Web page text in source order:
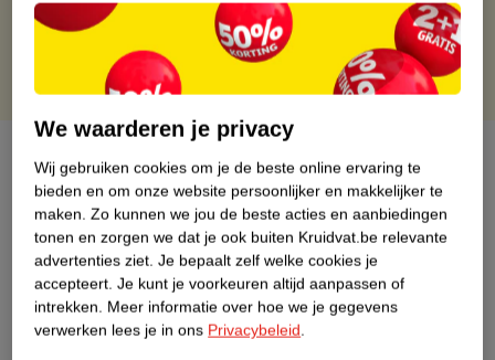
Gratis punten met je Kruidvat kaart
Over dit product
Productinformatie
Etiketinformatie
Nature Impact Score
We waarderen je privacy
Wij gebruiken cookies om je de beste online ervaring te
bieden en om onze website persoonlijker en makkelijker te
maken. Zo kunnen we jou de beste acties en aanbiedingen
tonen en zorgen we dat je ook buiten Kruidvat.be relevante
advertenties ziet. Je bepaalt zelf welke cookies je
accepteert. Je kunt je voorkeuren altijd aanpassen of
intrekken. Meer informatie over hoe we je gegevens
verwerken lees je in ons Privacybeleid.